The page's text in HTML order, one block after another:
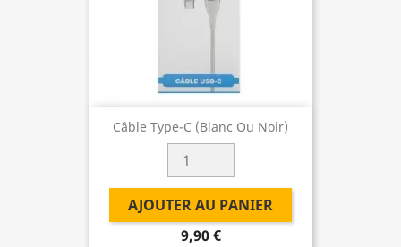
Câble Type-C (Blanc Ou Noir)
AJOUTER AU PANIER
9,90 €